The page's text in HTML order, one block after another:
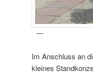
Im Anschluss an
kleines